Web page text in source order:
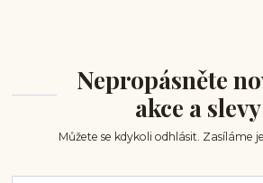
Nepropásněte
akce a
Můžete se kdykoli odhlásit. Zasíláme